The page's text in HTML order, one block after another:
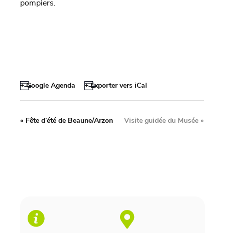
pompiers.
+ Google Agenda + Exporter vers iCal
« Fête d’été de Beaune/Arzon Visite guidée du Musée »